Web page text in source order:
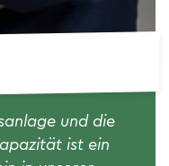
und die
ist ein